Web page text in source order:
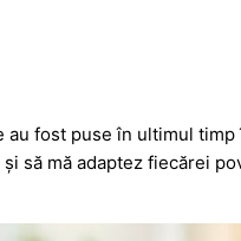
fost puse în ultimul
să mă adaptez fiecărei